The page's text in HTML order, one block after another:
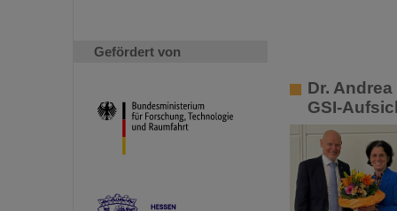
Gefördert von
Dr.
GSI-